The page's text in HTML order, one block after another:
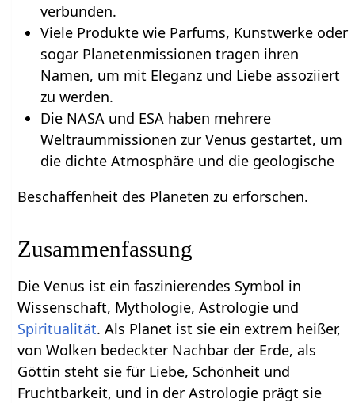
verbunden.
Viele Produkte wie Parfums, Kunstwerke oder
sogar Planetenmissionen tragen ihren
Namen, um mit Eleganz und Liebe assoziiert
zu werden.
Die NASA und ESA haben mehrere
Weltraummissionen zur Venus gestartet, um
die dichte Atmosphäre und die geologische
Beschaffenheit des Planeten zu erforschen.
Zusammenfassung
Die Venus ist ein faszinierendes Symbol in
Wissenschaft, Mythologie, Astrologie und
Spiritualität. Als Planet ist sie ein extrem heißer,
von Wolken bedeckter Nachbar der Erde, als
Göttin steht sie für Liebe, Schönheit und
Fruchtbarkeit, und in der Astrologie prägt sie